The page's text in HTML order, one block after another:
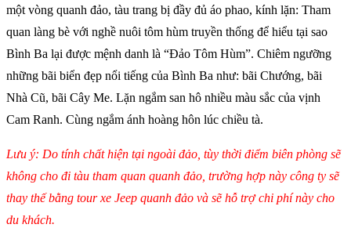
một vòng quanh đảo, tàu trang bị đầy đủ áo phao, kính lặn: Tham
quan làng bè với nghề nuôi tôm hùm truyền thống để hiểu tại sao
Bình Ba lại được mệnh danh là “Đảo Tôm Hùm”. Chiêm ngưỡng
những bãi biển đẹp nổi tiếng của Bình Ba như: bãi Chướng, bãi
Nhà Cũ, bãi Cây Me. Lặn ngắm san hô nhiều màu sắc của vịnh
Cam Ranh. Cùng ngắm ánh hoàng hôn lúc chiều tà.
Lưu ý: Do tính chất hiện tại ngoài đảo, tùy thời điểm biên phòng sẽ
không cho đi tàu tham quan quanh đảo, trường hợp này công ty sẽ
thay thế bằng tour xe Jeep quanh đảo và sẽ hỗ trợ chi phí này cho
du khách.